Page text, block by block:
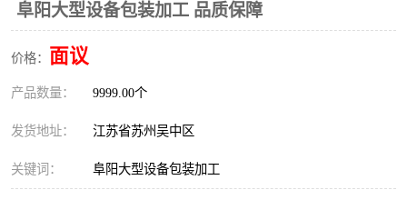
阜阳大型设备包装加工 品质保障
价格： 面议
产品数量： 9999.00个
发货地址： 江苏省苏州吴中区
关键词： 阜阳大型设备包装加工